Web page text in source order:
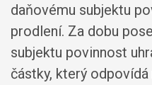
daňovému subjektu
prodlení. Za dobu
subjektu povinnost
částky, který